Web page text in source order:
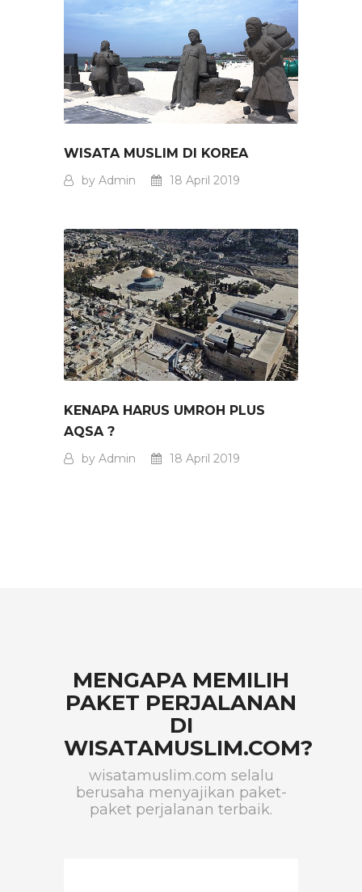
WISATA MUSLIM DI KOREA
by Admin 18 April 2019
KENAPA HARUS UMROH PLUS
AQSA ?
by Admin 18 April 2019
MENGAPA MEMILIH
PAKET PERJALANAN
DI
WISATAMUSLIM.COM?
wisatamuslim.com selalu
berusaha menyajikan paket-
paket perjalanan terbaik.